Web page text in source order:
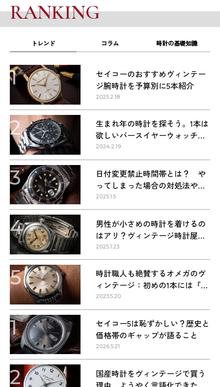
RANKING
トレンド コラム 時計の基礎知識
1
セイコーのおすすめヴィンテー
ジ腕時計を予算別に5本紹介
2025.2.18
2
生まれ年の時計を探そう。1本は
欲しいバースイヤーウォッチ・
1960〜1990年代の名作9本
2024.2.19
3
日付変更禁止時間帯とは？ や
ってしまった場合の対処法や正
しい方法
2025.1.5
4
男性が小さめの時計を着けるの
はアリ？ヴィンテージ時計屋が
回答します！
2025.1.23
5
時計職人も絶賛するオメガのヴ
ィンテージ：初めの1本には『シ
ーマスター』を選ぶべき理由
2023.5.20
1
セイコー5は恥ずかしい？歴史と
価格帯のギャップが語ること
2026.5.21
2
国産時計をヴィンテージで買う